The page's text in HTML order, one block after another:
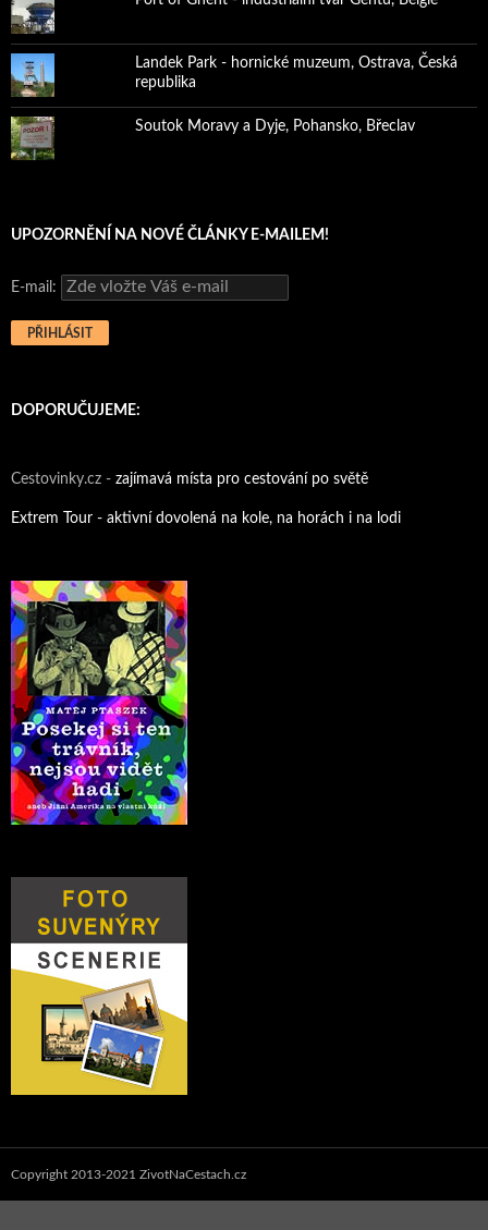
Landek Park - hornické muzeum, Ostrava, Česká
republika
Soutok Moravy a Dyje, Pohansko, Břeclav
UPOZORNĚNÍ NA NOVÉ ČLÁNKY E-MAILEM!
E-mail:
DOPORUČUJEME:
Cestovinky.cz - zajímavá místa pro cestování po světě
Extrem Tour - aktivní dovolená na kole, na horách i na lodi